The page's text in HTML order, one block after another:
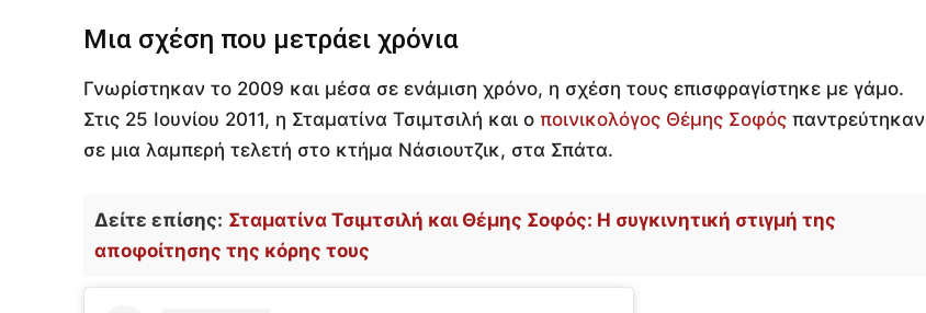
Μια σχέση που μετράει χρόνια
Γνωρίστηκαν το 2009 και μέσα σε ενάμιση χρόνο, η σχέση τους επισφραγίστηκε με γάμο.
Στις 25 Ιουνίου 2011, η Σταματίνα Τσιμτσιλή και ο ποινικολόγος Θέμης Σοφός παντρεύτηκαν
σε μια λαμπερή τελετή στο κτήμα Νάσιουτζικ, στα Σπάτα.
Δείτε επίσης: Σταματίνα Τσιμτσιλή και Θέμης Σοφός: Η συγκινητική στιγμή της
αποφοίτησης της κόρης τους